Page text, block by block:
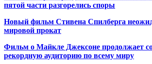
пятой части разгорелись споры
Новый фильм Стивена Спилберга
мировой прокат
Фильм о Майкле Джексоне продолжает
рекордную аудиторию по всему миру